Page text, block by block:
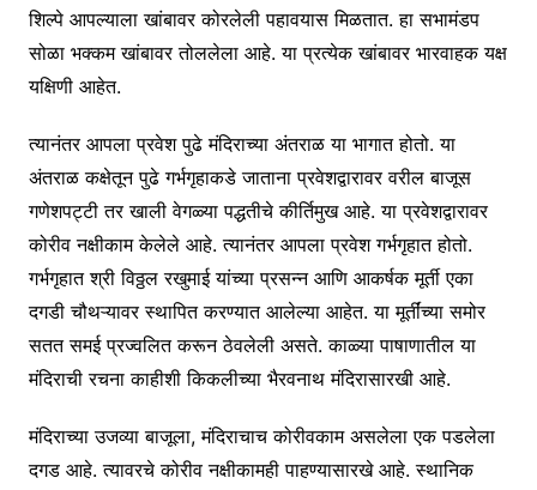
शिल्पे आपल्याला खांबावर कोरलेली पहावयास मिळतात. हा सभामंडप
सोळा भक्कम खांबावर तोललेला आहे. या प्रत्येक खांबावर भारवाहक यक्ष
यक्षिणी आहेत.
त्यानंतर आपला प्रवेश पुढे मंदिराच्या अंतराळ या भागात होतो. या
अंतराळ कक्षेतून पुढे गर्भगृहाकडे जाताना प्रवेशद्वारावर वरील बाजूस
गणेशपट्टी तर खाली वेगळ्या पद्धतीचे कीर्तिमुख आहे. या प्रवेशद्वारावर
कोरीव नक्षीकाम केलेले आहे. त्यानंतर आपला प्रवेश गर्भगृहात होतो.
गर्भगृहात श्री विठ्ठल रखुमाई यांच्या प्रसन्न आणि आकर्षक मूर्ती एका
दगडी चौथऱ्यावर स्थापित करण्यात आलेल्या आहेत. या मूर्तींच्या समोर
सतत समई प्रज्वलित करून ठेवलेली असते. काळ्या पाषाणातील या
मंदिराची रचना काहीशी किकलीच्या भैरवनाथ मंदिरासारखी आहे.
मंदिराच्या उजव्या बाजूला, मंदिराचाच कोरीवकाम असलेला एक पडलेला
दगड आहे. त्यावरचे कोरीव नक्षीकामही पाहण्यासारखे आहे. स्थानिक